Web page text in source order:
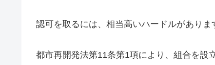
認可を取るには、相当高いハードルがありま
都市再開発法第11条第1項により、組合を設